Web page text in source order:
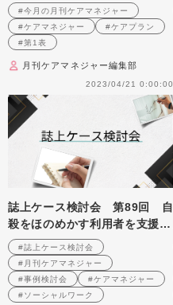
第1表作成のポイント
#今月の月刊ケアマネジャー
#ケアマネジャー
#ケアプラン
#第1表
月刊ケアマネジャー編集部
2023/04/21 0:00:00
誌上ケース検討会 第89回 自
殺をほのめかす利用者を支援す
るソーシャルワーカーにスーパ
ーバイザーとしてどうサポート
すればよいのか （2007年10月
号掲載）
#誌上ケース検討会
#月刊ケアマネジャー
#事例検討会
#ケアマネジャー
#ソーシャルワーク